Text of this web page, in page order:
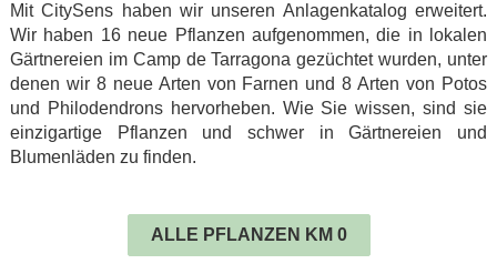
Mit CitySens haben wir unseren Anlagenkatalog erweitert.
Wir haben 16 neue Pflanzen aufgenommen, die in lokalen
Gärtnereien im Camp de Tarragona gezüchtet wurden, unter
denen wir 8 neue Arten von Farnen und 8 Arten von Potos
und Philodendrons hervorheben. Wie Sie wissen, sind sie
einzigartige Pflanzen und schwer in Gärtnereien und
Blumenläden zu finden.
ALLE PFLANZEN KM 0